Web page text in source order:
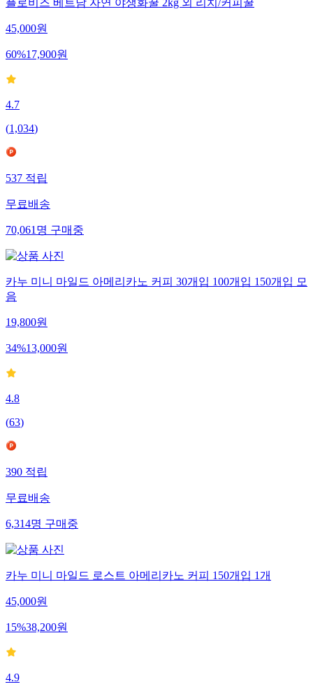
플로비즈 베트남 자연 야생화꿀 2kg 외 리치/커피꿀
45,000원
60%17,900원
4.7
(1,034)
537적립
무료배송
70,061명구매중
카누 미니 마일드 아메리카노 커피 30개입 100개입 150개입 모
음
19,800원
34%13,000원
4.8
(63)
390적립
무료배송
6,314명구매중
카누 미니 마일드 로스트 아메리카노 커피 150개입 1개
45,000원
15%38,200원
4.9